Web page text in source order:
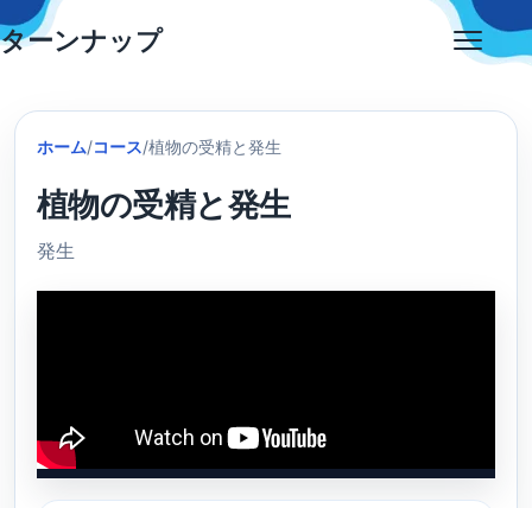
Skip
to
ターンナップ
ホーム/コース/植物の受精と発生
植物の受精と発生
発生